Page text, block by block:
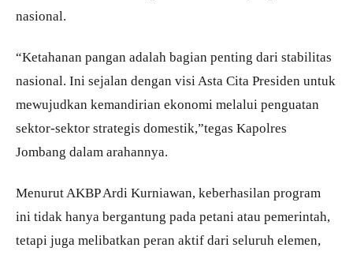
nasional.
“Ketahanan pangan adalah bagian penting dari stabilitas
nasional. Ini sejalan dengan visi Asta Cita Presiden untuk
mewujudkan kemandirian ekonomi melalui penguatan
sektor-sektor strategis domestik,”tegas Kapolres
Jombang dalam arahannya.
Menurut AKBP Ardi Kurniawan, keberhasilan program
ini tidak hanya bergantung pada petani atau pemerintah,
tetapi juga melibatkan peran aktif dari seluruh elemen,